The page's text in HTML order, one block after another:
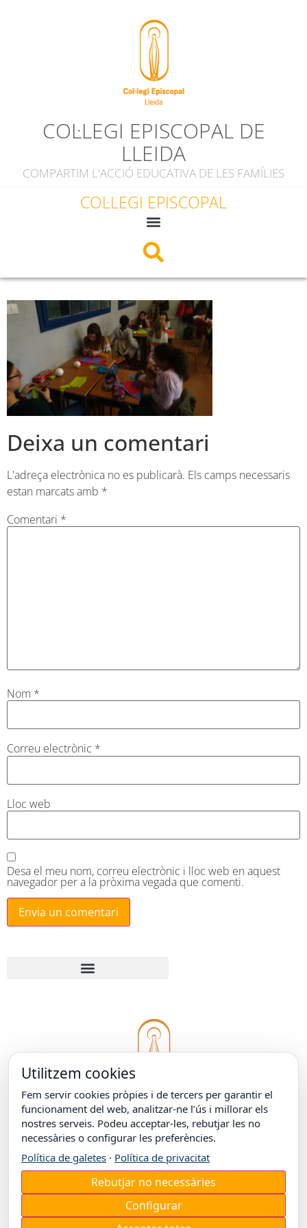
COL·LEGI EPISCOPAL DE
LLEIDA
COMPARTIM L'ACCIÓ EDUCATIVA DE LES FAMÍLIES
COL·LEGI EPISCOPAL
Deixa un comentari
L'adreça electrònica no es publicarà. Els camps necessaris
estan marcats amb *
Comentari *
Nom *
Correu electrònic *
Lloc web
Desa el meu nom, correu electrònic i lloc web en aquest
navegador per a la pròxima vegada que comenti.
© COL·LEGI EPISCOPAL DE LLEIDA
Carrer Doctor Combelles, 38
25003 Lleida
T. +34 973 26 31 00
Utilitzem cookies
Fem servir cookies pròpies i de tercers per garantir el
funcionament del web, analitzar-ne l’ús i millorar els
nostres serveis. Podeu acceptar-les, rebutjar les no
necessàries o configurar les preferències.
Política de galetes · Política de privacitat
Rebutjar no necessàries
Configurar